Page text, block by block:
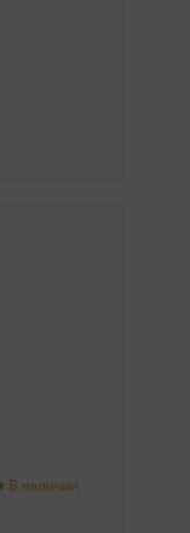
В наличии